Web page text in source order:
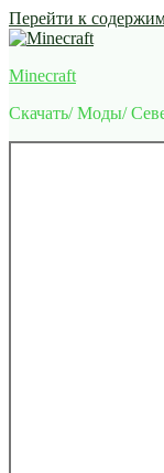
Перейти к
Minecraft
Скачать/ Моды/